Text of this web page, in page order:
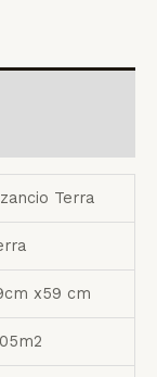
Terra
x59 cm